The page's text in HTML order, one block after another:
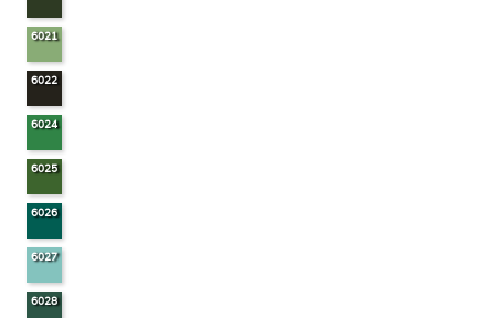
6021
6022
6024
6025
6026
6027
6028